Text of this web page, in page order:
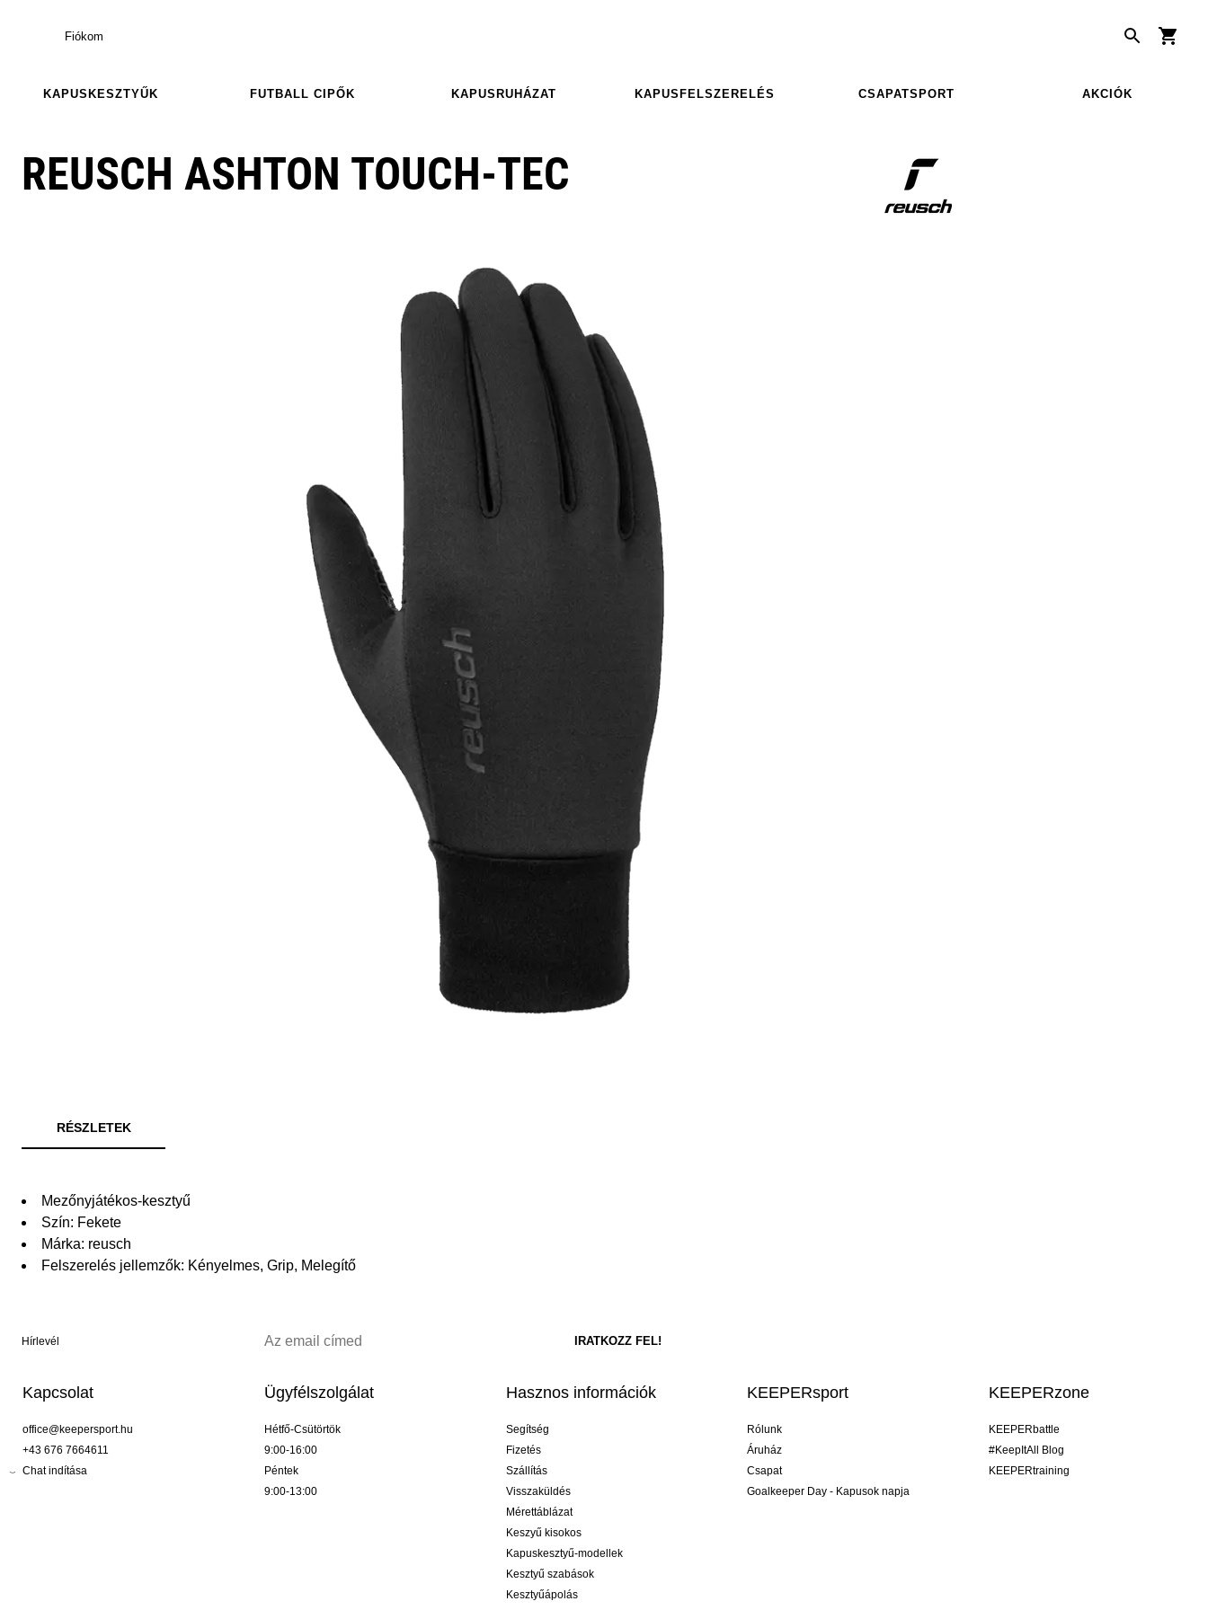
Fiókom
KAPUSKESZTYŰK FUTBALL CIPŐK KAPUSRUHÁZAT KAPUSFELSZERELÉS CSAPATSPORT AKCIÓK
REUSCH ASHTON TOUCH-TEC
RÉSZLETEK
Mezőnyjátékos-kesztyű
Szín: Fekete
Márka: reusch
Felszerelés jellemzők: Kényelmes, Grip, Melegítő
Hírlevél
Kapcsolat
office@keepersport.hu
+43 676 7664611
Chat indítása
Ügyfélszolgálat
Hétfő-Csütörtök
9:00-16:00
Péntek
9:00-13:00
Hasznos információk
Segítség
Fizetés
Szállítás
Visszaküldés
Mérettáblázat
Keszyű kisokos
Kapuskesztyű-modellek
Kesztyű szabások
Kesztyűápolás
KEEPERsport
Rólunk
Áruház
Csapat
Goalkeeper Day - Kapusok napja
KEEPERzone
KEEPERbattle
#KeepItAll Blog
KEEPERtraining